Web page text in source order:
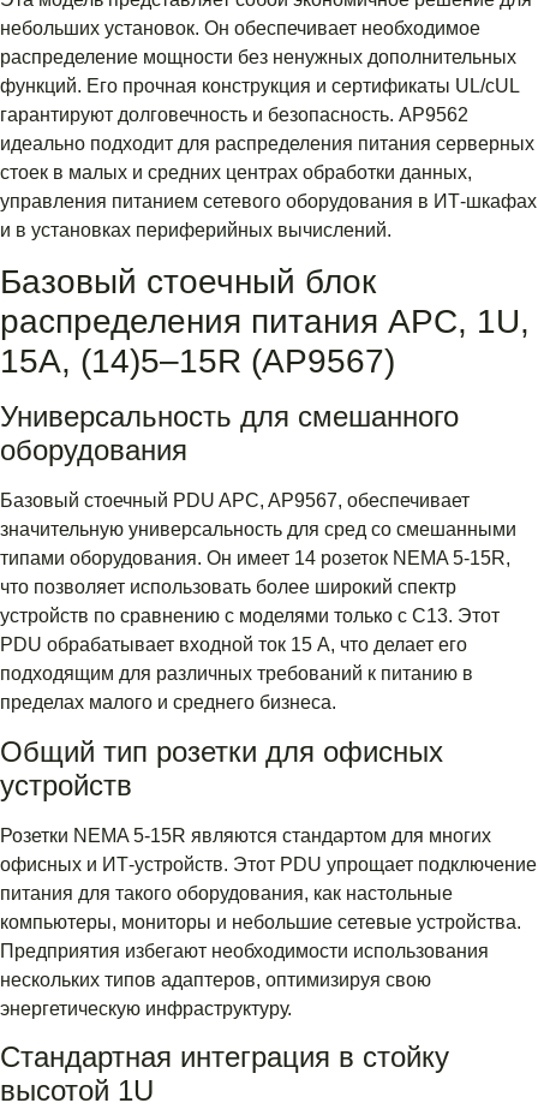
небольших установок. Он обеспечивает необходимое
распределение мощности без ненужных дополнительных
функций. Его прочная конструкция и сертификаты UL/cUL
гарантируют долговечность и безопасность. AP9562
идеально подходит для распределения питания серверных
стоек в малых и средних центрах обработки данных,
управления питанием сетевого оборудования в ИТ-шкафах
и в установках периферийных вычислений.
Базовый стоечный блок
распределения питания APC, 1U,
15А, (14)5–15R (AP9567)
Универсальность для смешанного
оборудования
Базовый стоечный PDU APC, AP9567, обеспечивает
значительную универсальность для сред со смешанными
типами оборудования. Он имеет 14 розеток NEMA 5-15R,
что позволяет использовать более широкий спектр
устройств по сравнению с моделями только с C13. Этот
PDU обрабатывает входной ток 15 А, что делает его
подходящим для различных требований к питанию в
пределах малого и среднего бизнеса.
Общий тип розетки для офисных
устройств
Розетки NEMA 5-15R являются стандартом для многих
офисных и ИТ-устройств. Этот PDU упрощает подключение
питания для такого оборудования, как настольные
компьютеры, мониторы и небольшие сетевые устройства.
Предприятия избегают необходимости использования
нескольких типов адаптеров, оптимизируя свою
энергетическую инфраструктуру.
Стандартная интеграция в стойку
высотой 1U